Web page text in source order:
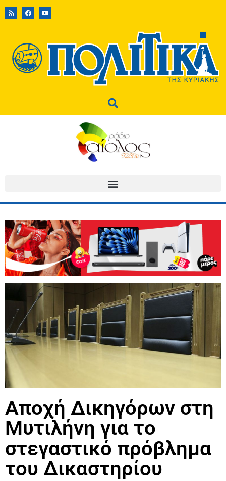
Αποχή Δικηγόρων στη
Μυτιλήνη για το
στεγαστικό πρόβλημα
του Δικαστηρίου